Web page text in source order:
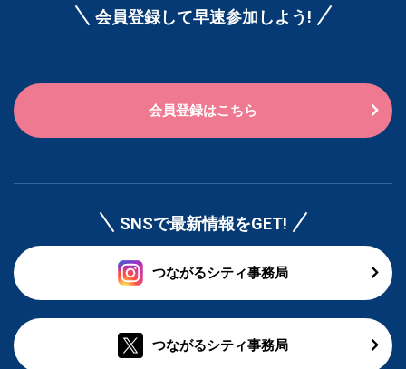
会員登録して早速参加しよう!
会員登録はこちら
SNSで最新情報をGET!
つながるシティ事務局
つながるシティ事務局